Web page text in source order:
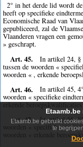
2° in het derde lid wordt
heeft op specifieke
Economische Raad van
gepubliceerd, zal de
Vlaanderen vragen een
» geschrapt.
Art. 45.
In artikel 24, §
tussen de woorden «
woorden « , erkende
Art. 46.
In artikel 45,
woorden « specifieke
erkende
Art. 47.
In artikel 56,
woorden « specifieke
woorden « erkende
Etaamb.be gebruikt
te